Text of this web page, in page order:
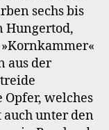
sechs bis
Hungertod,
aus der
Opfer, welches
unter den